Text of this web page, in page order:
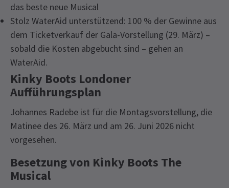
das beste neue Musical
Stolz WaterAid unterstützend: 100 % der Gewinne aus
dem Ticketverkauf der Gala-Vorstellung (29. März) –
sobald die Kosten abgebucht sind – gehen an
WaterAid.
Kinky Boots Londoner
Aufführungsplan
Johannes Radebe ist für die Montagsvorstellung, die
Matinee des 26. März und am 26. Juni 2026 nicht
vorgesehen.
Besetzung von Kinky Boots The
Musical